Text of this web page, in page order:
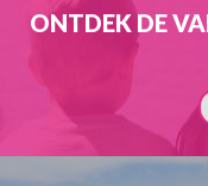
ONTDEK DE